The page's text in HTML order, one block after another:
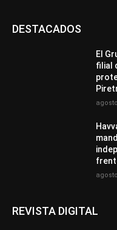
DESTACADOS
El
filial
REVISTA DIGITAL